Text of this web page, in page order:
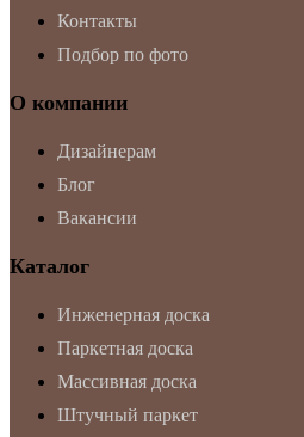
Контакты
Подбор по фото
О компании
Дизайнерам
Блог
Вакансии
Каталог
Инженерная доска
Паркетная доска
Массивная доска
Штучный паркет